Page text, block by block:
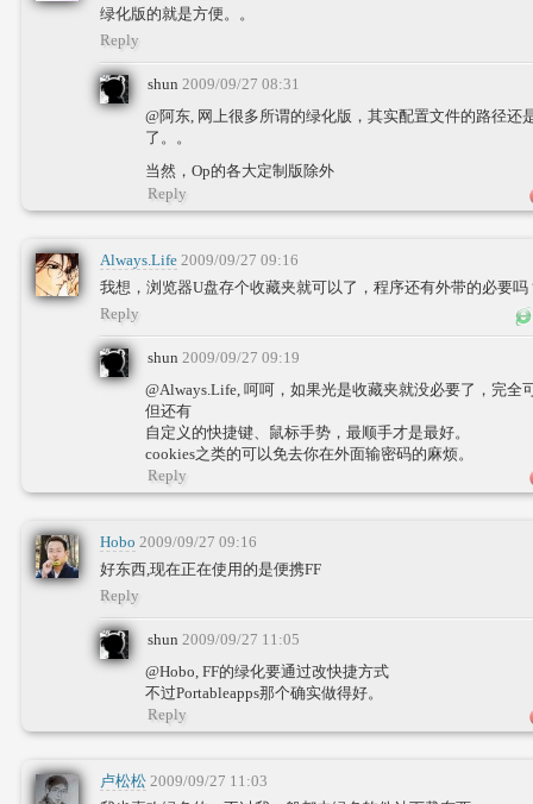
绿化版的就是方便。。
Reply
shun 2009/09/27 08:31
@阿东, 网上很多所谓的绿化版，其实配置文件的路径还
了。。
当然，Op的各大定制版除外
Reply
Always.Life 2009/09/27 09:16
我想，浏览器U盘存个收藏夹就可以了，程序还有外带的必要吗
Reply
shun 2009/09/27 09:19
@Always.Life, 呵呵，如果光是收藏夹就没必要了，完全
但还有
自定义的快捷键、鼠标手势，最顺手才是最好。
cookies之类的可以免去你在外面输密码的麻烦。
Reply
Hobo 2009/09/27 09:16
好东西,现在正在使用的是便携FF
Reply
shun 2009/09/27 11:05
@Hobo, FF的绿化要通过改快捷方式
不过Portableapps那个确实做得好。
Reply
卢松松 2009/09/27 11:03